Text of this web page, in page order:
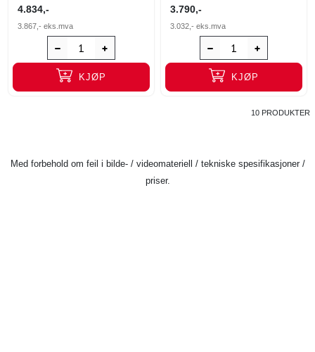
4.834,-
3.867,- eks.mva
KJØP
3.790,-
3.032,- eks.mva
KJØP
10 PRODUKTER
Med forbehold om feil i bilde- / videomateriell / tekniske spesifikasjoner /
priser.